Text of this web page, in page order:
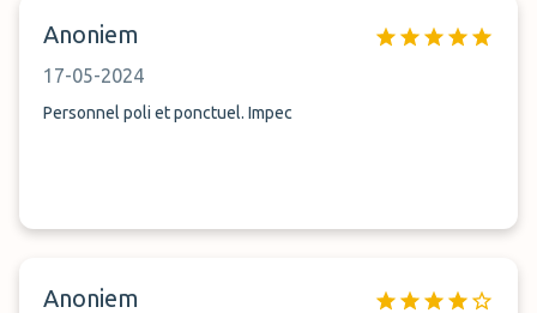
Anoniem
17-05-2024
Personnel poli et ponctuel. Impec
Anoniem